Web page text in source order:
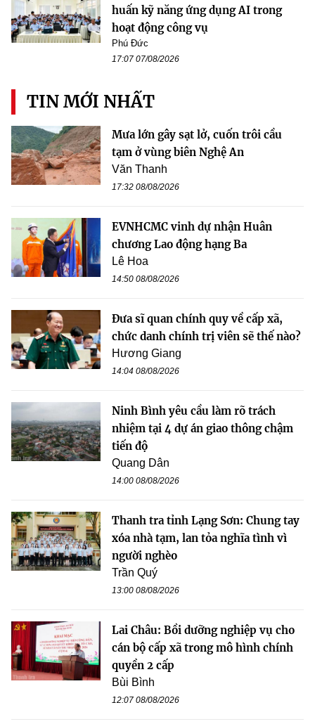
huấn kỹ năng ứng dụng AI trong
hoạt động công vụ
Phú Đức
17:07 07/08/2026
TIN MỚI NHẤT
Mưa lớn gây sạt lở, cuốn trôi cầu
tạm ở vùng biên Nghệ An
Văn Thanh
17:32 08/08/2026
EVNHCMC vinh dự nhận Huân
chương Lao động hạng Ba
Lê Hoa
14:50 08/08/2026
Đưa sĩ quan chính quy về cấp xã,
chức danh chính trị viên sẽ thế nào?
Hương Giang
14:04 08/08/2026
Ninh Bình yêu cầu làm rõ trách
nhiệm tại 4 dự án giao thông chậm
tiến độ
Quang Dân
14:00 08/08/2026
Thanh tra tỉnh Lạng Sơn: Chung tay
xóa nhà tạm, lan tỏa nghĩa tình vì
người nghèo
Trần Quý
13:00 08/08/2026
Lai Châu: Bồi dưỡng nghiệp vụ cho
cán bộ cấp xã trong mô hình chính
quyền 2 cấp
Bùi Bình
12:07 08/08/2026